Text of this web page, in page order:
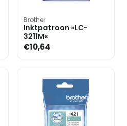
Brother
Inktpatroon »LC-
3211M«
€10,64